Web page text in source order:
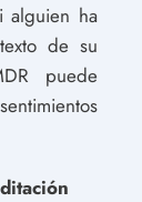
alguien ha
de su
puede